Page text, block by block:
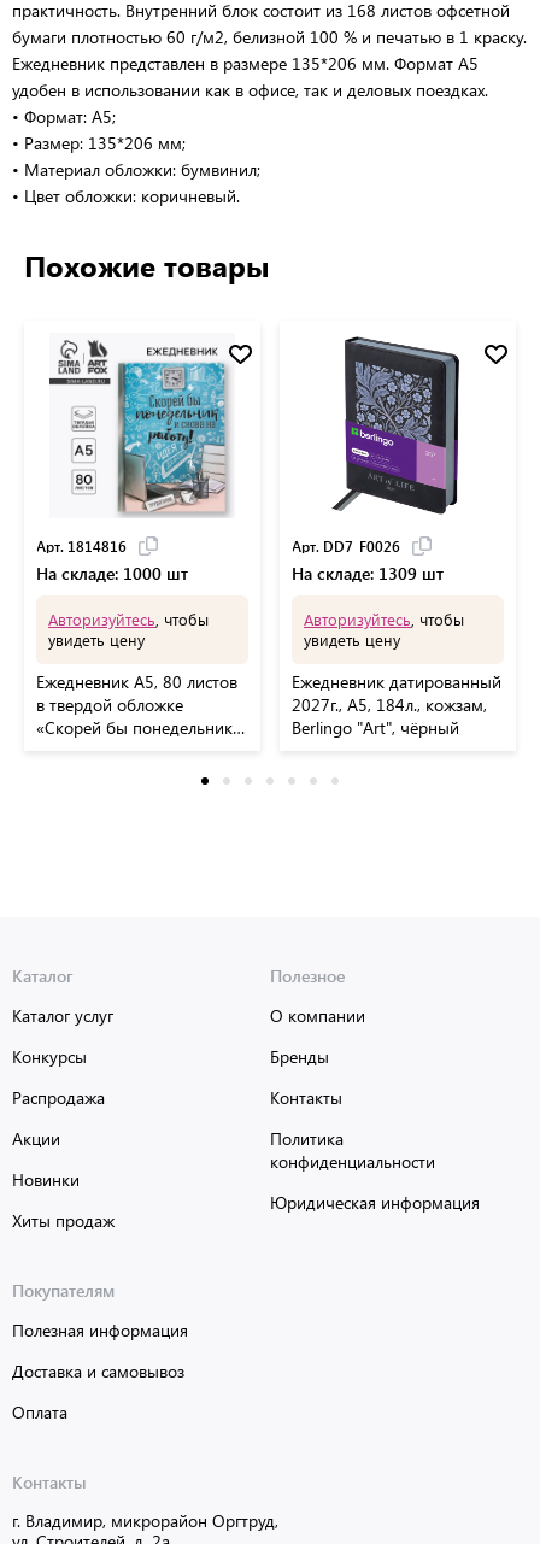
практичность. Внутренний блок состоит из 168 листов офсетной
бумаги плотностью 60 г/м2, белизной 100 % и печатью в 1 краску.
Ежедневник представлен в размере 135*206 мм. Формат А5
удобен в использовании как в офисе, так и деловых поездках.
• Формат: А5;
• Размер: 135*206 мм;
• Материал обложки: бумвинил;
• Цвет обложки: коричневый.
Похожие товары
Арт. 1814816
На складе: 1000 шт
Авторизуйтесь , чтобы
увидеть цену
Ежедневник А5, 80 листов
в твердой обложке
«Скорей бы понедельник и
Арт. DD7_F0026
На складе: 1309 шт
Авторизуйтесь , чтобы
увидеть цену
Ежедневник датированный
2027г., А5, 184л., кожзам,
Berlingo "Art", чёрный
Каталог
Каталог услуг
Конкурсы
Распродажа
Акции
Новинки
Хиты продаж
Полезное
О компании
Бренды
Контакты
Политика
конфиденциальности
Юридическая информация
Покупателям
Полезная информация
Доставка и самовывоз
Оплата
Контакты
г. Владимир, микрорайон Оргтруд,